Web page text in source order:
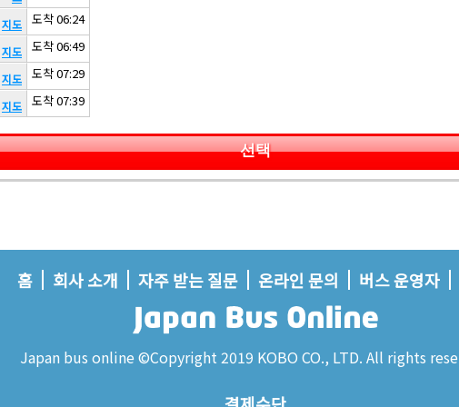
지도 도착 06:24
지도 도착 06:49
지도 도착 07:29
지도 도착 07:39
선택
홈 회사 소개 자주 받는 질문 온라인 문의 버스 운영자
Japan bus online ©Copyright 2019 KOBO CO., LTD. All rights